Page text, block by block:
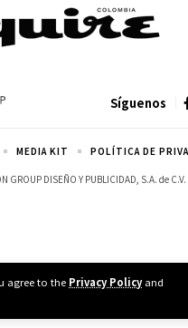
agree to the Privacy Policyand
Síguenos
GROUP DISEÑO Y PUBLICIDAD, S.A. de C.V.
MEDIA KIT POLÍTICA DE